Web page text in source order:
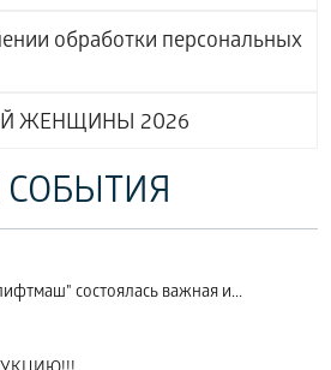
обработки персональных
ЖЕНЩИНЫ 2026
состоялась важная и...